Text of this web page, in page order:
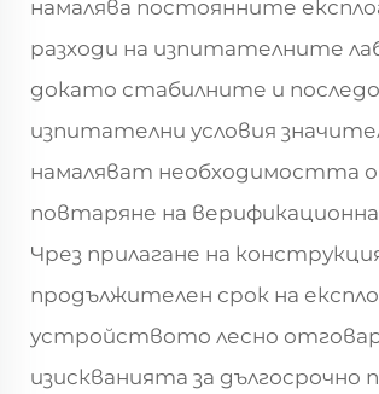
намалява постоянните
разходи на изпитателните
докато стабилните и
изпитателни условия
намаляват необходимостта
повтаряне на
Чрез прилагане на
продължителен срок на
устройството лесно
изискванията за дългосрочно